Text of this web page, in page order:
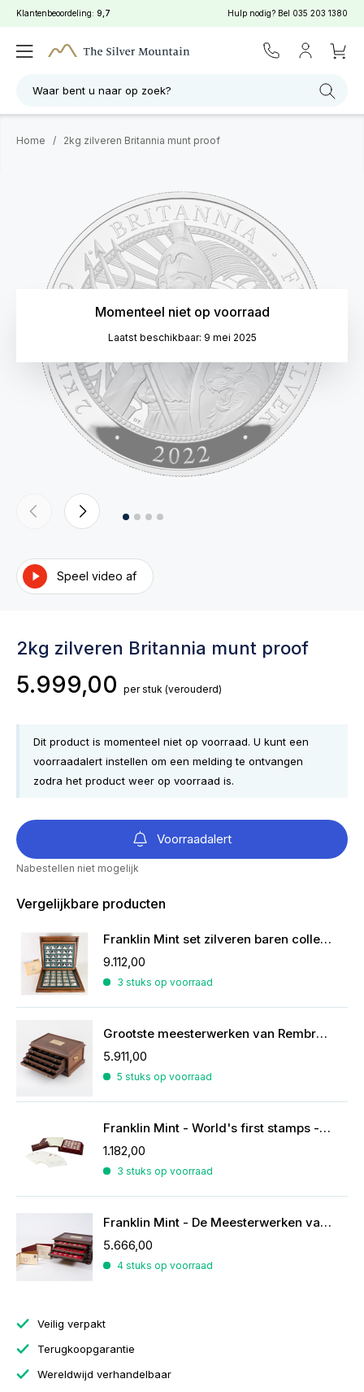
Klantenbeoordeling: 9,7 Hulp nodig? Bel 035 203 1380
Waar bent u naar op zoek?
Home / 2kg zilveren Britannia munt proof
Momenteel niet op voorraad
Laatst beschikbaar: 9 mei 2025
Speel video af
2kg zilveren Britannia munt proof
5.999,00 per stuk (verouderd)
Dit product is momenteel niet op voorraad. U kunt een
voorraadalert instellen om een melding te ontvangen
zodra het product weer op voorraad is.
Voorraadalert
Nabestellen niet mogelijk
Vergelijkbare producten
Franklin Mint set zilveren baren collectie van de mooiste zeilschepen
9.112,00
3 stuks op voorraad
Grootste meesterwerken van Rembrandt in zilver
5.911,00
5 stuks op voorraad
Franklin Mint - World's first stamps - postzegels in sterling zilver
1.182,00
3 stuks op voorraad
Franklin Mint - De Meesterwerken van Rubens
5.666,00
4 stuks op voorraad
Veilig verpakt
Terugkoopgarantie
Wereldwijd verhandelbaar